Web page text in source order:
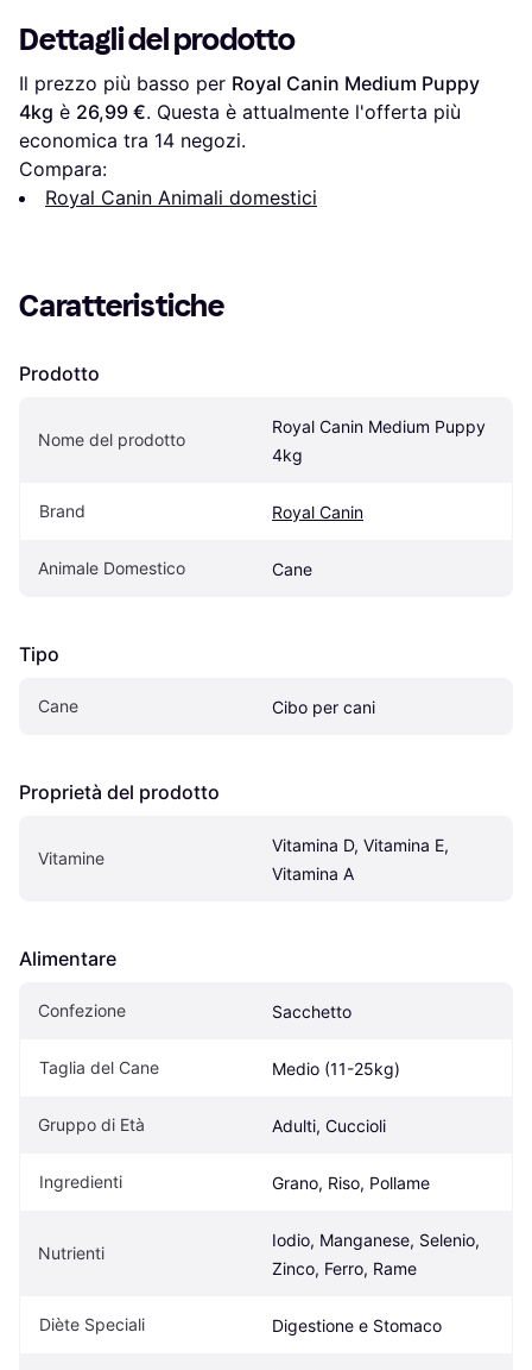
Dettagli del prodotto
Il prezzo più basso per Royal Canin Medium Puppy
4kg è 26,99 €. Questa è attualmente l'offerta più
economica tra 14 negozi.
Compara:
Royal Canin Animali domestici
Caratteristiche
Prodotto
Nome del prodotto
Royal Canin Medium Puppy
4kg
Brand Royal Canin
Animale Domestico Cane
Tipo
Cane Cibo per cani
Proprietà del prodotto
Vitamine
Vitamina D, Vitamina E,
Vitamina A
Alimentare
Confezione Sacchetto
Taglia del Cane Medio (11-25kg)
Gruppo di Età Adulti, Cuccioli
Ingredienti Grano, Riso, Pollame
Nutrienti
Iodio, Manganese, Selenio,
Zinco, Ferro, Rame
Diète Speciali Digestione e Stomaco